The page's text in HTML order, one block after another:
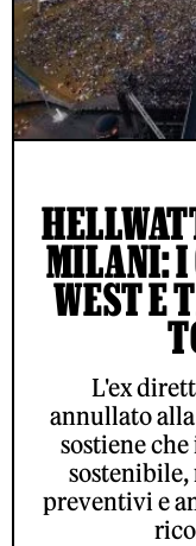
MILANI: I
WEST E
L'ex
annullato
sostiene
preventivi e